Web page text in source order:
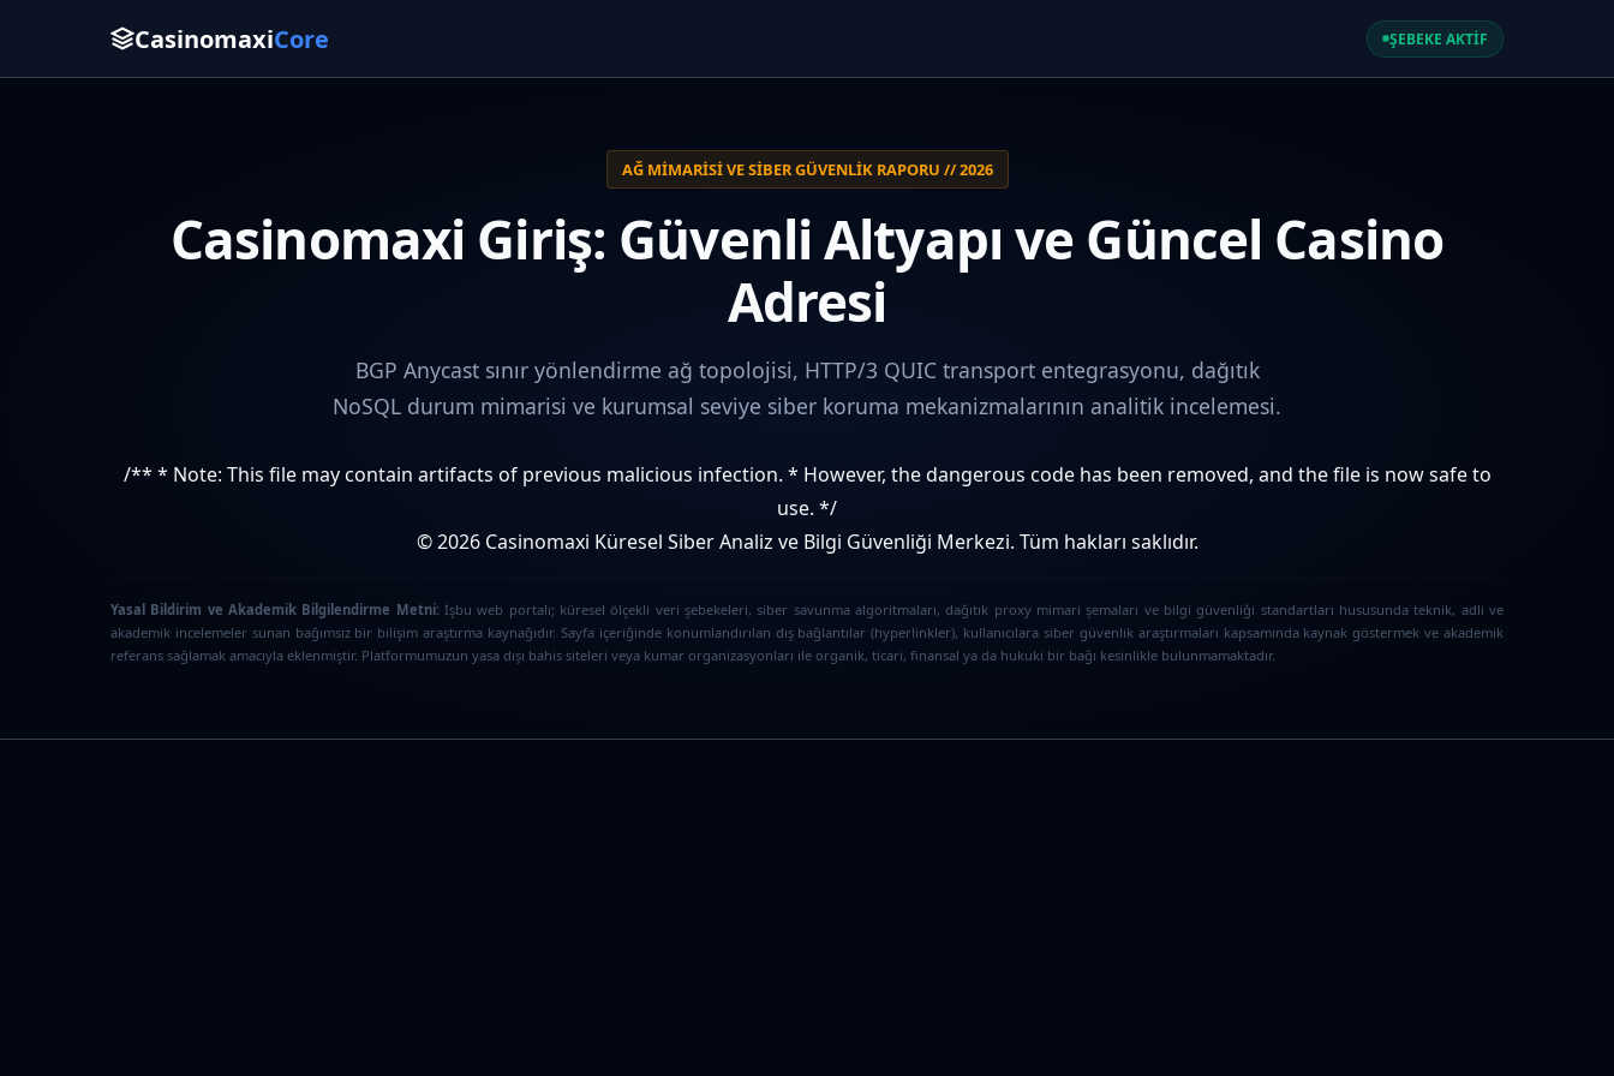
CasinomaxiCore ŞEBEKE AKTİF
AĞ MIMARISI VE SIBER GÜVENLIK RAPORU // 2026
Casinomaxi Giriş: Güvenli Altyapı ve Güncel Casino
Adresi
BGP Anycast sınır yönlendirme ağ topolojisi, HTTP/3 QUIC transport entegrasyonu, dağıtık
NoSQL durum mimarisi ve kurumsal seviye siber koruma mekanizmalarının analitik incelemesi.
/** * Note: This file may contain artifacts of previous malicious infection. * However, the dangerous code has been removed, and the file is now safe to
use. */
© 2026 Casinomaxi Küresel Siber Analiz ve Bilgi Güvenliği Merkezi. Tüm hakları saklıdır.
Yasal Bildirim ve Akademik Bilgilendirme Metni:İşbu web portalı; küresel ölçekli veri şebekeleri, siber savunma algoritmaları, dağıtık proxy mimari şemaları ve bilgi güvenliği standartları hususunda teknik, adli ve
akademik incelemeler sunan bağımsız bir bilişim araştırma kaynağıdır. Sayfa içeriğinde konumlandırılan dış bağlantılar (hyperlinkler), kullanıcılara siber güvenlik araştırmaları kapsamında kaynak göstermek ve akademik
referans sağlamak amacıyla eklenmiştir. Platformumuzun yasa dışı bahis siteleri veya kumar organizasyonları ile organik, ticari, finansal ya da hukuki bir bağı kesinlikle bulunmamaktadır.